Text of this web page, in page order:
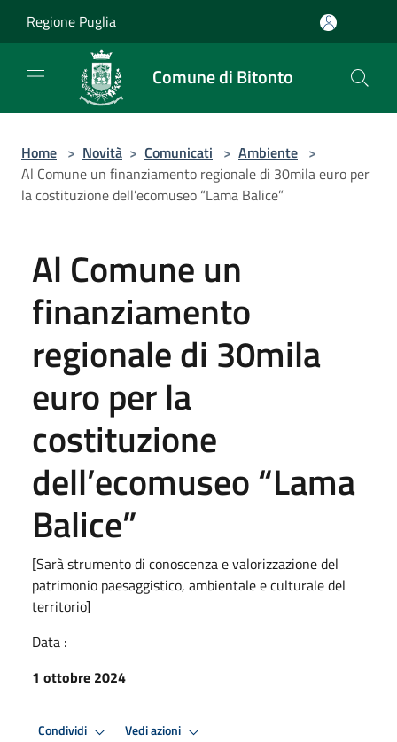
Regione Puglia
Comune di Bitonto
Home > Novità > Comunicati > Ambiente >
Al Comune un finanziamento regionale di 30mila euro per
la costituzione dell’ecomuseo “Lama Balice”
Al Comune un
finanziamento
regionale di 30mila
euro per la
costituzione
dell’ecomuseo “Lama
Balice”
[Sarà strumento di conoscenza e valorizzazione del
patrimonio paesaggistico, ambientale e culturale del
territorio]
Data :
1 ottobre 2024
Condividi Vedi azioni